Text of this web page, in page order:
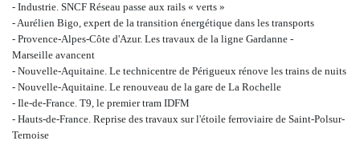
- Industrie. SNCF Réseau passe aux rails « verts »
-Aurélien Bigo, expert de la transition énergétique dans les transports
- Provence-Alpes-Côte d'Azur. Les travaux de la ligne Gardanne -
Marseille avancent
- Nouvelle-Aquitaine. Le technicentre de Périgueux rénove les trains de nuits
- Nouvelle-Aquitaine. Le renouveau de la gare de La Rochelle
- Ile-de-France. T9, le premier tram IDFM
- Hauts-de-France. Reprise des travaux sur l'étoile ferroviaire de Saint-Polsur-
Ternoise